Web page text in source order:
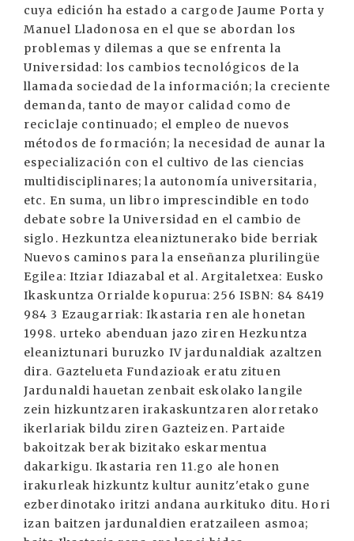
cuya edición ha estado a cargode Jaume Porta y
Manuel Lladonosa en el que se abordan los
problemas y dilemas a que se enfrenta la
Universidad: los cambios tecnológicos de la
llamada sociedad de la información; la creciente
demanda, tanto de mayor calidad como de
reciclaje continuado; el empleo de nuevos
métodos de formación; la necesidad de aunar la
especialización con el cultivo de las ciencias
multidisciplinares; la autonomía universitaria,
etc. En suma, un libro imprescindible en todo
debate sobre la Universidad en el cambio de
siglo. Hezkuntza eleaniztunerako bide berriak
Nuevos caminos para la enseñanza plurilingüe
Egilea: Itziar Idiazabal et al. Argitaletxea: Eusko
Ikaskuntza Orrialde kopurua: 256 ISBN: 84 8419
984 3 Ezaugarriak: Ikastaria ren ale honetan
1998. urteko abenduan jazo ziren Hezkuntza
eleaniztunari buruzko IV jardunaldiak azaltzen
dira. Gaztelueta Fundazioak eratu zituen
Jardunaldi hauetan zenbait eskolako langile
zein hizkuntzaren irakaskuntzaren alorretako
ikerlariak bildu ziren Gazteizen. Partaide
bakoitzak berak bizitako eskarmentua
dakarkigu. Ikastaria ren 11.go ale honen
irakurleak hizkuntz kultur aunitz'etako gune
ezberdinotako iritzi andana aurkituko ditu. Hori
izan baitzen jardunaldien eratzaileen asmoa;